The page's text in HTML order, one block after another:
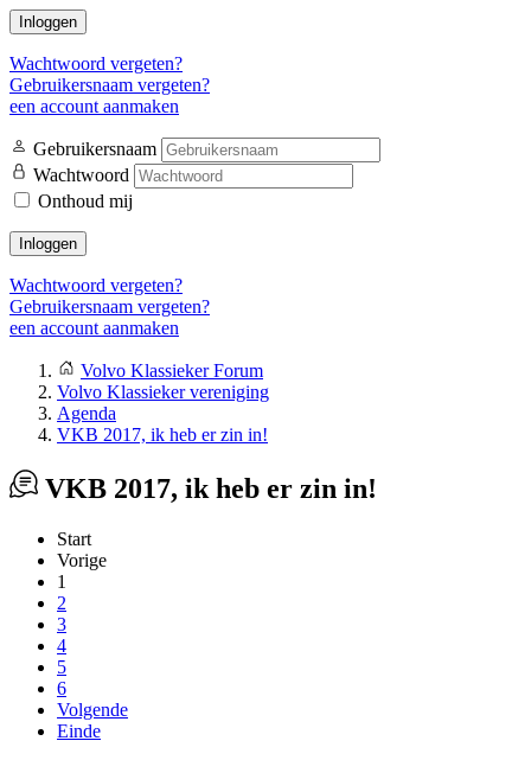
Inloggen
Wachtwoord vergeten?
Gebruikersnaam vergeten?
een account aanmaken
Gebruikersnaam
Wachtwoord
Onthoud mij
Inloggen
Wachtwoord vergeten?
Gebruikersnaam vergeten?
een account aanmaken
Volvo Klassieker Forum
Volvo Klassieker vereniging
Agenda
VKB 2017, ik heb er zin in!
VKB 2017, ik heb er zin in!
Start
Vorige
1
2
3
4
5
6
Volgende
Einde